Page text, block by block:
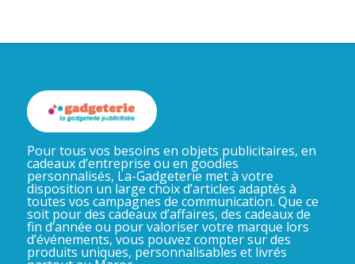
Pour tous vos besoins en objets publicitaires, en
cadeaux d’entreprise ou en goodies
personnalisés, La-Gadgeterie met à votre
disposition un large choix d’articles adaptés à
toutes vos campagnes de communication. Que ce
soit pour des cadeaux d’affaires, des cadeaux de
fin d’année ou pour valoriser votre marque lors
d’événements, vous pouvez compter sur des
produits uniques, personnalisables et livrés